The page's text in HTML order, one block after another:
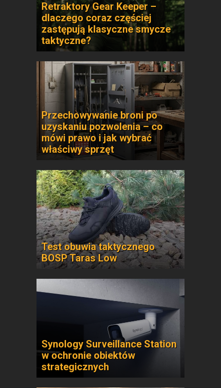
Retraktory Gear Keeper –
dlaczego coraz częściej
zastępują klasyczne smycze
taktyczne?
Przechowywanie broni po
uzyskaniu pozwolenia – co
mówi prawo i jak wybrać
właściwy sprzęt
Test obuwia taktycznego
BOSP Taras Low
Synology Surveillance Station
w ochronie obiektów
strategicznych